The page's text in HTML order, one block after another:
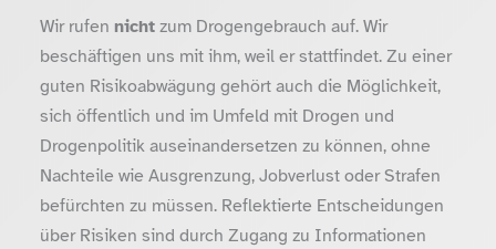
Wir rufen nichtzum Drogengebrauch auf. Wir
beschäftigen uns mit ihm, weil er stattfindet. Zu einer
guten Risikoabwägung gehört auch die Möglichkeit,
sich öffentlich und im Umfeld mit Drogen und
Drogenpolitik auseinandersetzen zu können, ohne
Nachteile wie Ausgrenzung, Jobverlust oder Strafen
befürchten zu müssen. Reflektierte Entscheidungen
über Risiken sind durch Zugang zu Informationen